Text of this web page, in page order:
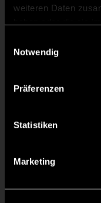
weiteren Daten
Notwendig
Präferenzen
Statistiken
Marketing
TOR